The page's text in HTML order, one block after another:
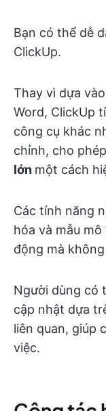
Bạn có thể dễ
ClickUp.
Thay vì dựa
Word, ClickUp
công cụ khác
chỉnh, cho
lớn một cách
Các tính năng
hóa và mẫu
động mà
Người dùng có
cập nhật dựa
liên quan, giúp
việc.